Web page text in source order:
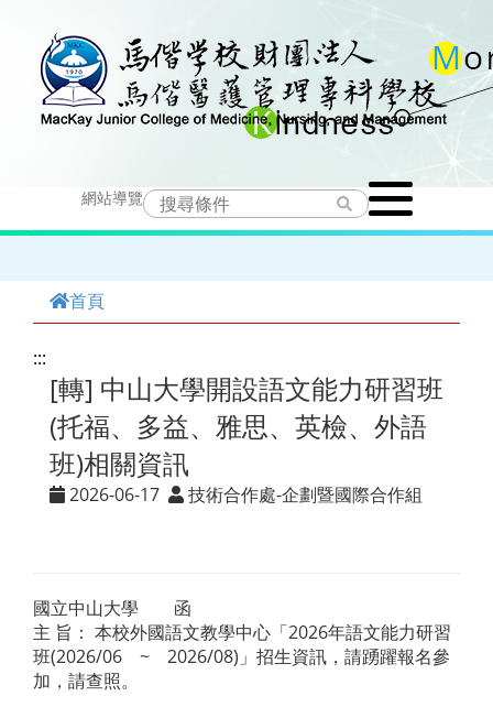
容
網站導覽
Toggle
navigation
首頁
:::
[轉] 中山大學開設語文能力研習班
(托福、多益、雅思、英檢、外語
班)相關資訊
2026-06-17 技術合作處-企劃暨國際合作組
國立中山大學 函
主 旨： 本校外國語文教學中心「2026年語文能力研習
班(2026/06 ~ 2026/08)」招生資訊，請踴躍報名參
加，請查照。